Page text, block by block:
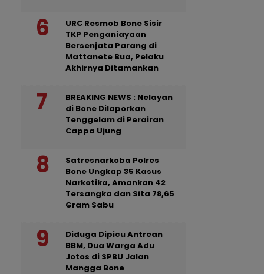
URC Resmob Bone Sisir
TKP Penganiayaan
Bersenjata Parang di
Mattanete Bua, Pelaku
Akhirnya Ditamankan
BREAKING NEWS : Nelayan
di Bone Dilaporkan
Tenggelam di Perairan
Cappa Ujung
Satresnarkoba Polres
Bone Ungkap 35 Kasus
Narkotika, Amankan 42
Tersangka dan Sita 78,65
Gram Sabu
Diduga Dipicu Antrean
BBM, Dua Warga Adu
Jotos di SPBU Jalan
Mangga Bone